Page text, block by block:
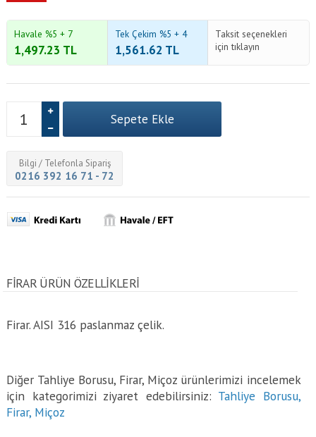
Havale %5 + 7
1,497.23 TL
Tek Çekim %5 + 4
1,561.62 TL
Taksit seçenekleri
için tıklayın
Bilgi / Telefonla Sipariş
0216 392 16 71 - 72
FIRAR ÜRÜN ÖZELLİKLERİ
Firar. AISI 316 paslanmaz çelik.
Diğer Tahliye Borusu, Firar, Miçoz ürünlerimizi incelemek
için kategorimizi ziyaret edebilirsiniz: Tahliye Borusu,
Firar, Miçoz